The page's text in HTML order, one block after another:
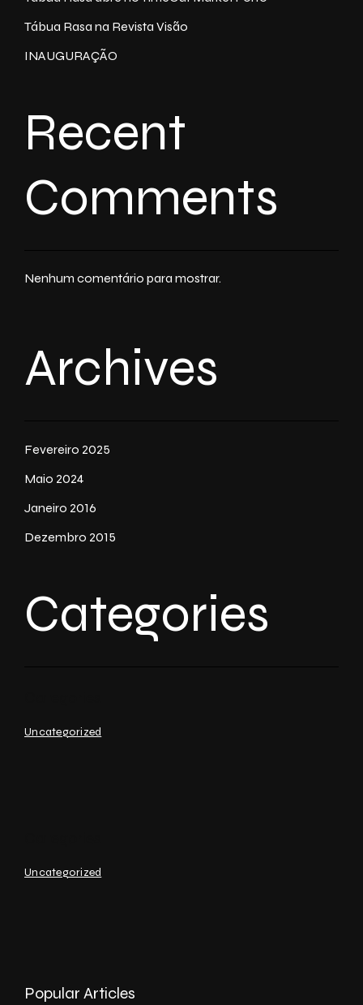
Tábua Rasa na Revista Visão
INAUGURAÇÃO
Recent
Comments
Nenhum comentário para mostrar.
Archives
Fevereiro 2025
Maio 2024
Janeiro 2016
Dezembro 2015
Categories
Uncategorized
Uncategorized
Popular Articles